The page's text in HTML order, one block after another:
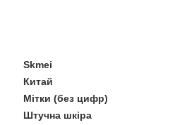
Skmei
Китай
Мітки (без цифр)
Штучна шкіра